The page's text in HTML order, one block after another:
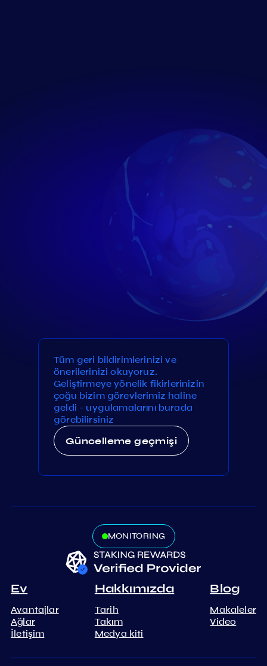
Tüm geri bildirimlerinizi ve
önerilerinizi okuyoruz.
Geliştirmeye yönelik fikirlerinizin
çoğu bizim görevlerimiz haline
geldi - uygulamalarını burada
görebilirsiniz
Güncelleme geçmişi
MONITORING
Ev
Avantajlar
Ağlar
İletişim
Hakkımızda
Tarih
Takım
Medya kiti
Blog
Makaleler
Video